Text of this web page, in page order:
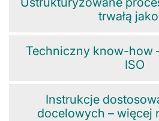
trwałą
Techniczny know-how
ISO
Instrukcje
docelowych – więcej